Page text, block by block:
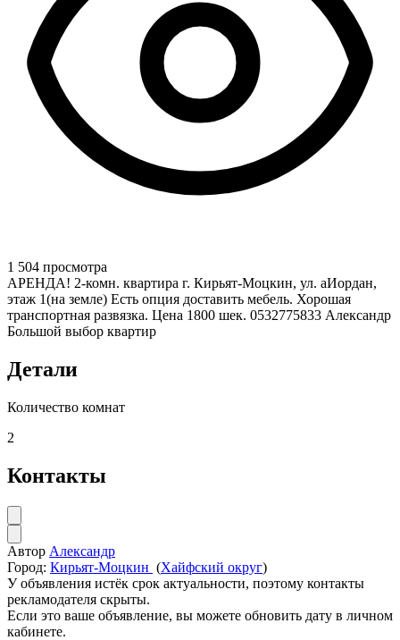
1 504 просмотра
АРЕНДА! 2-комн. квартира г. Кирьят-Моцкин, ул. аИордан,
этаж 1(на земле) Есть опция доставить мебель. Хорошая
транспортная развязка. Цена 1800 шек. 0532775833 Александр
Большой выбор квартир
Детали
Количество комнат
2
Контакты
Автор Александр
Город: Кирьят-Моцкин (Хайфский округ)
У объявления истёк срок актуальности, поэтому контакты
рекламодателя скрыты.
Если это ваше объявление, вы можете обновить дату в личном
кабинете.